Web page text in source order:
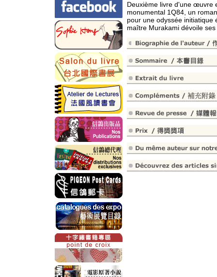
Deuxième livre d'une œuvre
monumental 1Q84, un
pour une odyssée initiatique
maître Murakami dévoile